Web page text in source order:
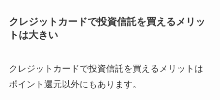
クレジットカードで投資信託を買えるメリッ
トは大きい
クレジットカードで投資信託を買えるメリットは
ポイント還元以外にもあります。